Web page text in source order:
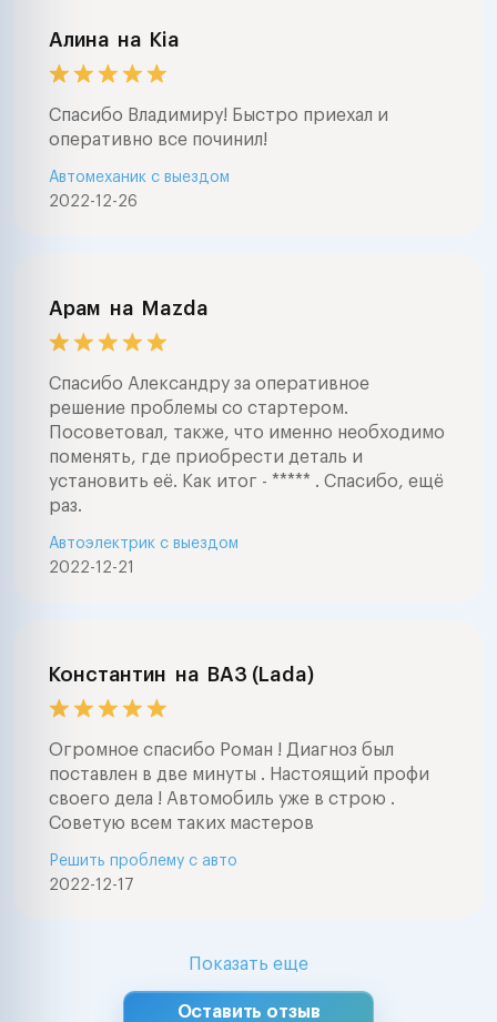
Алина на Kia
Спасибо Владимиру! Быстро приехал и
оперативно все починил!
2022-12-26
Автомеханик с выездом
Арам на Mazda
Спасибо Александру за оперативное
решение проблемы со стартером.
Посоветовал, также, что именно необходимо
поменять, где приобрести деталь и
установить её. Как итог - ***** . Спасибо, ещё
раз.
2022-12-21
Автоэлектрик с выездом
Константин на ВАЗ (Lada)
Огромное спасибо Роман ! Диагноз был
поставлен в две минуты . Настоящий профи
своего дела ! Автомобиль уже в строю .
Советую всем таких мастеров
2022-12-17
Решить проблему с авто
Показать еще
Оставить отзыв